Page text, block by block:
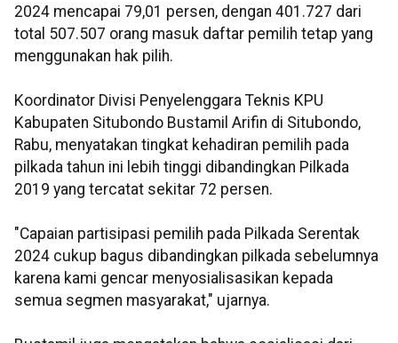
2024 mencapai 79,01 persen, dengan 401.727 dari
total 507.507 orang masuk daftar pemilih tetap yang
menggunakan hak pilih.
Koordinator Divisi Penyelenggara Teknis KPU
Kabupaten Situbondo Bustamil Arifin di Situbondo,
Rabu, menyatakan tingkat kehadiran pemilih pada
pilkada tahun ini lebih tinggi dibandingkan Pilkada
2019 yang tercatat sekitar 72 persen.
"Capaian partisipasi pemilih pada Pilkada Serentak
2024 cukup bagus dibandingkan pilkada sebelumnya
karena kami gencar menyosialisasikan kepada
semua segmen masyarakat," ujarnya.